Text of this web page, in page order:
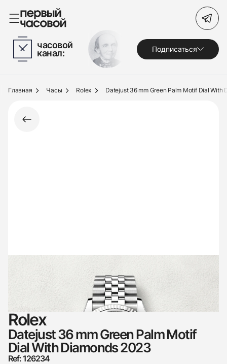
Часы
Украшения
Под заказ
Поиск по сайту
часовой
канал: Подписаться
Главная Часы Rolex Datejust 36 mm Green Palm Motif Dial With
Rolex
Datejust 36 mm Green Palm Motif
Dial With Diamonds 2023
Ref: 126234